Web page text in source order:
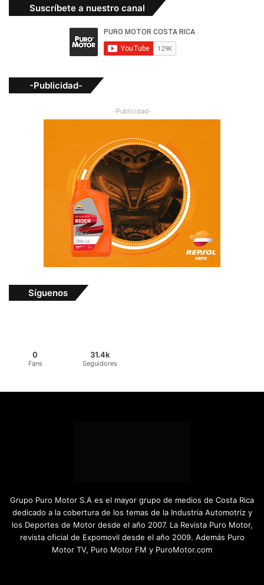
Suscríbete a nuestro canal
-Publicidad-
-Publicidad-
Síguenos
0
Fans
31.4k
Seguidores
Grupo Puro Motor S.A es el mayor grupo de medios de Costa Rica
dedicado a la cobertura de los temas de la Industria Automotriz y
los Deportes de Motor desde el año 2007. La Revista Puro Motor,
revista oficial de Expomovil desde el año 2009. Además Puro
Motor TV, Puro Motor FM y PuroMotor.com